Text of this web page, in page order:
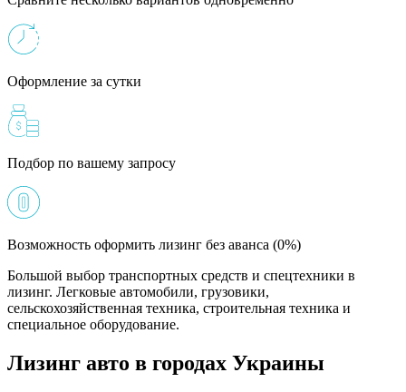
Оформление за сутки
Подбор по вашему запросу
Возможность оформить лизинг без аванса (0%)
Большой выбор транспортных средств и спецтехники в
лизинг. Легковые автомобили, грузовики,
сельскохозяйственная техника, строительная техника и
специальное оборудование.
Лизинг авто в городах Украины